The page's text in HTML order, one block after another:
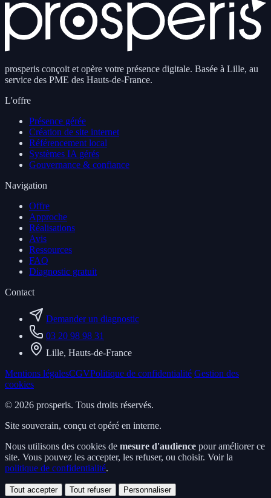
prosperis conçoit et opère votre présence digitale. Basée à Lille, au
service des PME des Hauts-de-France.
L'offre
Présence gérée
Création de site internet
Référencement local
Systèmes IA gérés
Gouvernance & confiance
Navigation
Offre
Approche
Réalisations
Avis
Ressources
FAQ
Diagnostic gratuit
Contact
Demander un diagnostic
03 20 98 98 31
Lille, Hauts-de-France
Mentions légalesCGVPolitique de confidentialité Gestion des
cookies
© 2026 prosperis. Tous droits réservés.
Site souverain, conçu et opéré en interne.
Nous utilisons des cookies de mesure d'audience pour améliorer ce
site. Vous pouvez les accepter, les refuser, ou choisir. Voir la
politique de confidentialité.
Tout accepter Tout refuser Personnaliser